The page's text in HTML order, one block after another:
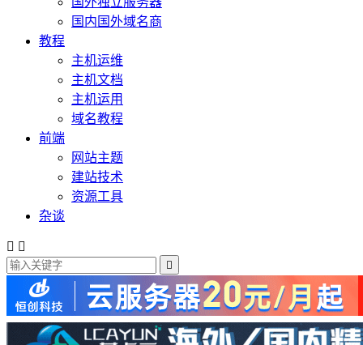
国内国外域名商
教程
主机运维
主机文档
主机运用
域名教程
前端
网站主题
建站技术
资源工具
杂谈
 
